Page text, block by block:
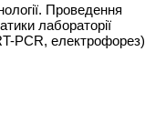
Проведення
лабораторії
PCR, електрофорез)